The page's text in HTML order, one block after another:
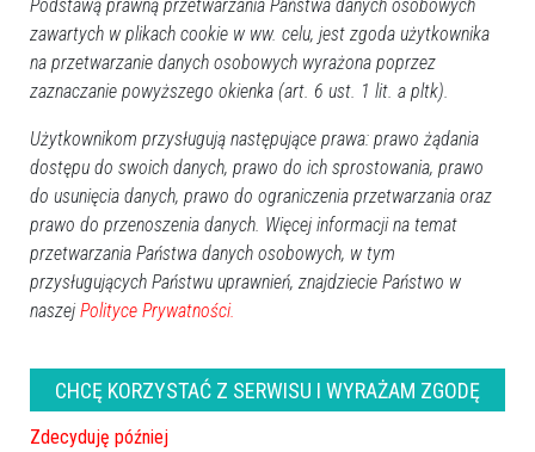
Podstawą prawną przetwarzania Państwa danych osobowych
zawartych w plikach cookie w ww. celu, jest zgoda użytkownika
na przetwarzanie danych osobowych wyrażona poprzez
zaznaczanie powyższego okienka (art. 6 ust. 1 lit. a pltk).
Użytkownikom przysługują następujące prawa: prawo żądania
dostępu do swoich danych, prawo do ich sprostowania, prawo
do usunięcia danych, prawo do ograniczenia przetwarzania oraz
prawo do przenoszenia danych. Więcej informacji na temat
przetwarzania Państwa danych osobowych, w tym
przysługujących Państwu uprawnień, znajdziecie Państwo w
naszej Polityce Prywatności.
CHCĘ KORZYSTAĆ Z SERWISU I WYRAŻAM ZGODĘ
Zdecyduję później